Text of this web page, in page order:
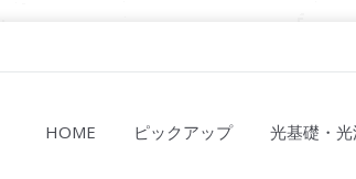
HOME ピックアップ 光基礎・